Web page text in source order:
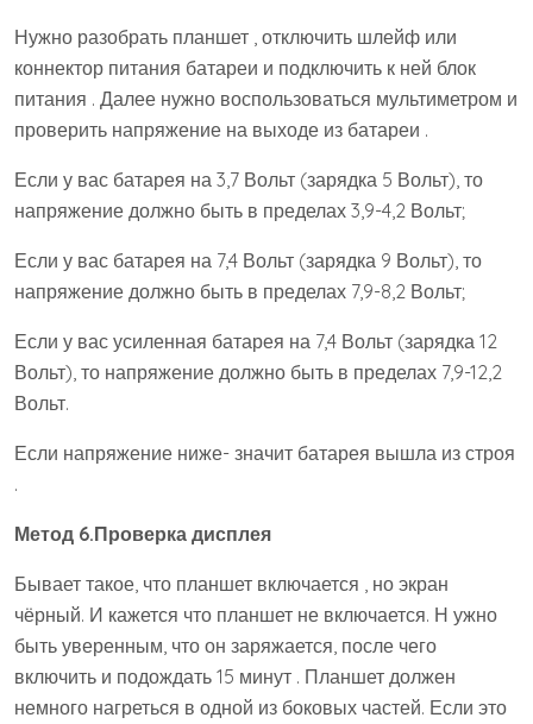
Нужно разобрать планшет , отключить шлейф или
коннектор питания батареи и подключить к ней блок
питания . Далее нужно воспользоваться мультиметром и
проверить напряжение на выходе из батареи .
Если у вас батарея на 3,7 Вольт (зарядка 5 Вольт), то
напряжение должно быть в пределах 3,9-4,2 Вольт;
Если у вас батарея на 7,4 Вольт (зарядка 9 Вольт), то
напряжение должно быть в пределах 7,9-8,2 Вольт;
Если у вас усиленная батарея на 7,4 Вольт (зарядка 12
Вольт), то напряжение должно быть в пределах 7,9-12,2
Вольт.
Если напряжение ниже- значит батарея вышла из строя
.
Метод 6.Проверка дисплея
Бывает такое, что планшет включается , но экран
чёрный. И кажется что планшет не включается. Н ужно
быть уверенным, что он заряжается, после чего
включить и подождать 15 минут . Планшет должен
немного нагреться в одной из боковых частей. Если это